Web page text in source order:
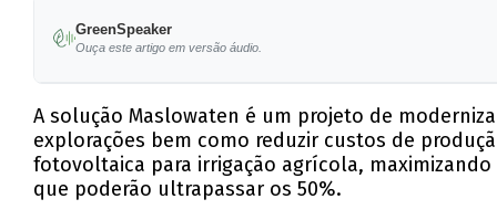
GreenSpeaker
Ouça este artigo em versão áudio.
A solução Maslowaten é um projeto de
explorações bem como reduzir custos de
fotovoltaica para irrigação agrícola,
que poderão ultrapassar os 50%.